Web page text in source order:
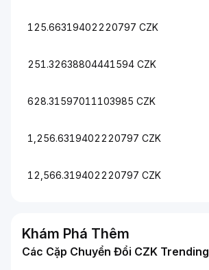
125.66319402220797 CZK
251.32638804441594 CZK
628.31597011103985 CZK
1,256.6319402220797 CZK
12,566.319402220797 CZK
Khám Phá Thêm
Các Cặp Chuyển Đổi CZK Trending